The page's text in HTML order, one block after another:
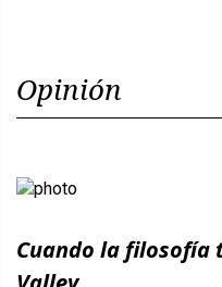
Opinión
Cuando la filosofía